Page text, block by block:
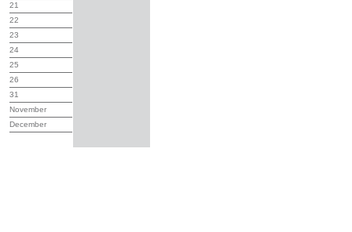
21
22
23
24
25
26
31
November
December